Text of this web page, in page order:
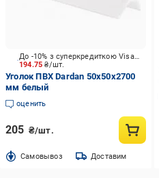
194.75₴/шт.
До -10% з суперкредиткою Visa Вигода
Уголок ПВХ Dardan 50x50x2700
мм белый
оценить
205 ₴/шт.
Cамовывоз Доставим